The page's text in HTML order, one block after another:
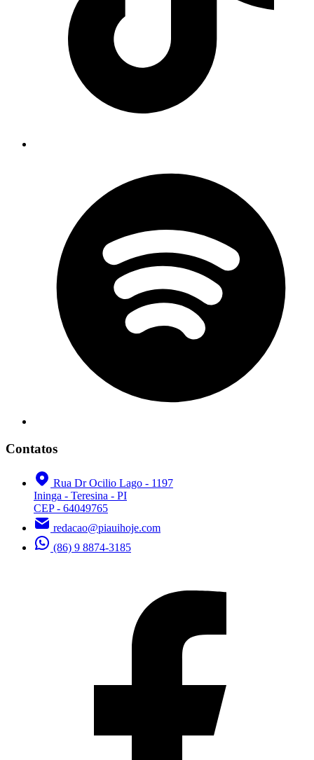
Contatos
Rua Dr Ocilio Lago - 1197
Ininga - Teresina - PI
CEP - 64049765
redacao@piauihoje.com
(86) 9 8874-3185